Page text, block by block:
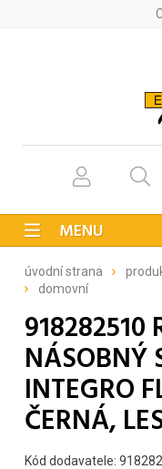
MENU
úvodní strana
domovní
918282510
NÁSOBNÝ
INTEGRO
ČERNÁ,
Kód dodavatele: